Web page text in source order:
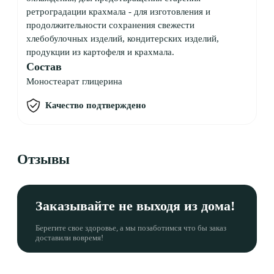
ретроградации крахмала - для изготовления и
продолжительности сохранения свежести
хлебобулочных изделий, кондитерских изделий,
продукции из картофеля и крахмала.
Состав
Моностеарат глицерина
Качество подтверждено
Отзывы
Заказывайте не выходя из дома!
Берегите свое здоровье, а мы позаботимся что бы заказ
доставили вовремя!